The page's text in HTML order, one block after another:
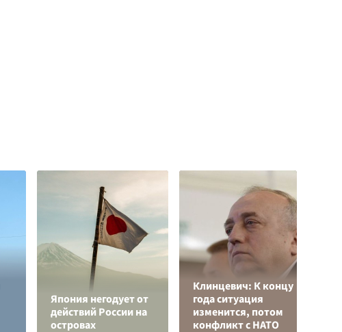
Япония негодует от
действий России на
островах
Клинцевич: К концу
года ситуация
изменится, потом
конфликт с НАТО